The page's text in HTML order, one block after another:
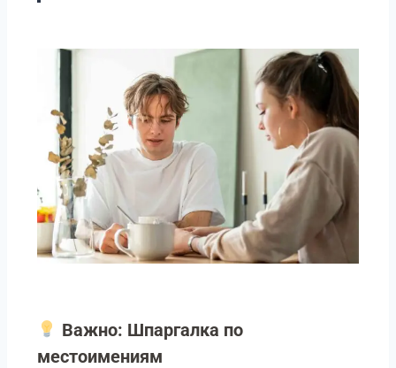
Важно: Шпаргалка по
местоимениям